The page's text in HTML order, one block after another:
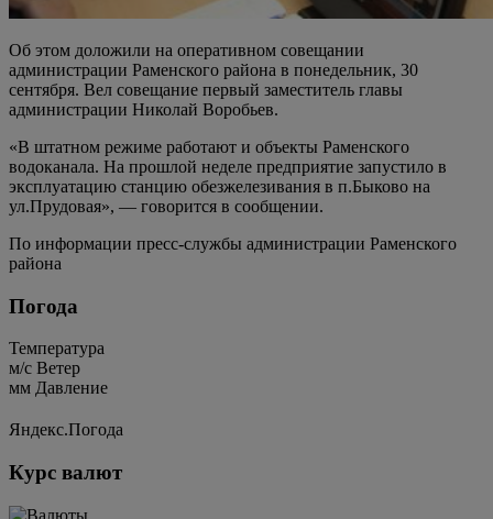
Об этом доложили на оперативном совещании
администрации Раменского района в понедельник, 30
сентября. Вел совещание первый заместитель главы
администрации Николай Воробьев.
«В штатном режиме работают и объекты Раменского
водоканала. На прошлой неделе предприятие запустило в
эксплуатацию станцию обезжелезивания в п.Быково на
ул.Прудовая», — говорится в сообщении.
По информации пресс-службы администрации Раменского
района
Погода
Температура
м/c Ветер
мм Давление
Яндекс.Погода
Курс валют